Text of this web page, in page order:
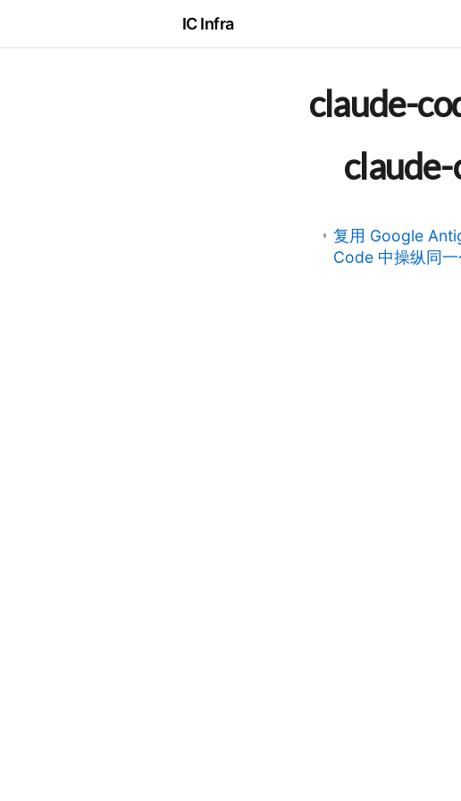
IC Infra
claude-
复用 Google
Code 中操纵同